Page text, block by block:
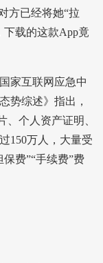
方已经将她“拉
下载的这款App竟
家互联网应急中
势综述》指出，
个人资产证明、
150万人，大量受
费”“手续费”费